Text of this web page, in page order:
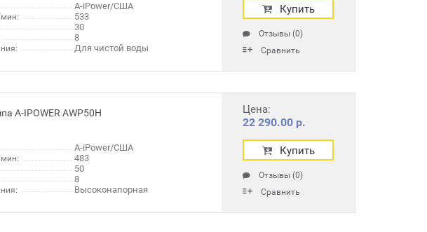
A-iPower/США
533
30
8
Для чистой воды
Купить
Отзывы (0)
Сравнить
A-IPOWER AWP50H
A-iPower/США
483
50
8
Высоконапорная
Цена:
22 290.00 р.
Купить
Отзывы (0)
Сравнить